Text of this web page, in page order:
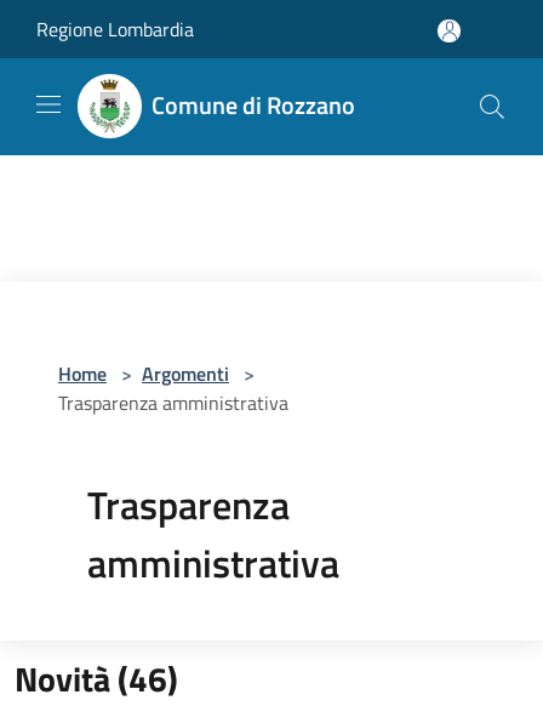
Regione Lombardia
Comune di Rozzano
Home > Argomenti >
Trasparenza amministrativa
Trasparenza
amministrativa
Novità (46)